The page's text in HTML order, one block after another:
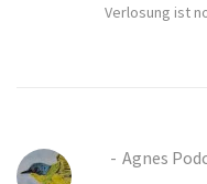
Verlosung ist
Agnes